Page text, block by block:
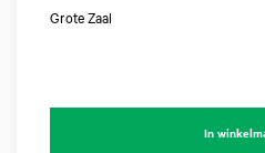
Grote Zaal
In